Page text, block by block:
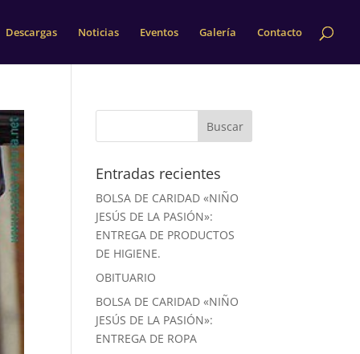
Descargas Noticias Eventos Galería Contacto
Entradas recientes
BOLSA DE CARIDAD «NIÑO
JESÚS DE LA PASIÓN»:
ENTREGA DE PRODUCTOS
DE HIGIENE.
OBITUARIO
BOLSA DE CARIDAD «NIÑO
JESÚS DE LA PASIÓN»:
ENTREGA DE ROPA